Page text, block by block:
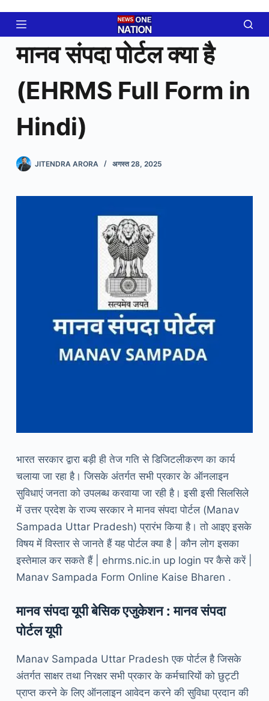
मानव संपदा पोर्टल क्या है
(EHRMS Full Form in
Hindi)
JITENDRA ARORA अगस्त 28, 2025
भारत सरकार द्वारा बड़ी ही तेज गति से डिजिटलीकरण का कार्य
चलाया जा रहा है। जिसके अंतर्गत सभी प्रकार के ऑनलाइन
सुविधाएं जनता को उपलब्ध करवाया जा रही है। इसी इसी सिलसिले
में उत्तर प्रदेश के राज्य सरकार ने मानव संपदा पोर्टल (Manav
Sampada Uttar Pradesh) प्रारंभ किया है। तो आइए इसके
विषय में विस्तार से जानते हैं यह पोर्टल क्या है | कौन लोग इसका
इस्तेमाल कर सकते हैं | ehrms.nic.in up login पर कैसे करें |
Manav Sampada Form Online Kaise Bharen .
मानव संपदा यूपी बेसिक एजुकेशन : मानव संपदा
पोर्टल यूपी
Manav Sampada Uttar Pradesh एक पोर्टल है जिसके
अंतर्गत साक्षर तथा निरक्षर सभी प्रकार के कर्मचारियों को छुट्टी
प्राप्त करने के लिए ऑनलाइन आवेदन करने की सुविधा प्रदान की